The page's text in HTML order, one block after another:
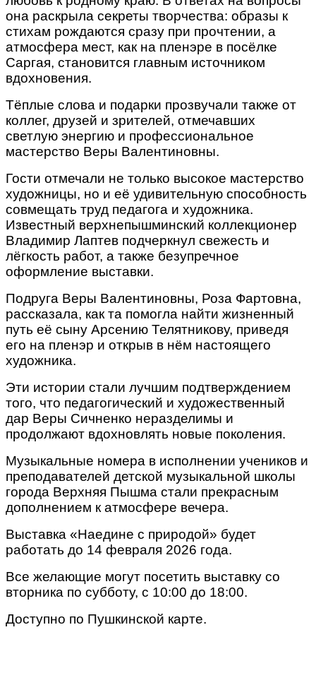
она раскрыла секреты творчества: образы к
стихам рождаются сразу при прочтении, а
атмосфера мест, как на пленэре в посёлке
Саргая, становится главным источником
вдохновения.
Тёплые слова и подарки прозвучали также от
коллег, друзей и зрителей, отмечавших
светлую энергию и профессиональное
мастерство Веры Валентиновны.
Гости отмечали не только высокое мастерство
художницы, но и её удивительную способность
совмещать труд педагога и художника.
Известный верхнепышминский коллекционер
Владимир Лаптев подчеркнул свежесть и
лёгкость работ, а также безупречное
оформление выставки.
Подруга Веры Валентиновны, Роза Фартовна,
рассказала, как та помогла найти жизненный
путь её сыну Арсению Телятникову, приведя
его на пленэр и открыв в нём настоящего
художника.
Эти истории стали лучшим подтверждением
того, что педагогический и художественный
дар Веры Сичненко неразделимы и
продолжают вдохновлять новые поколения.
Музыкальные номера в исполнении учеников и
преподавателей детской музыкальной школы
города Верхняя Пышма стали прекрасным
дополнением к атмосфере вечера.
Выставка «Наедине с природой» будет
работать до 14 февраля 2026 года.
Все желающие могут посетить выставку со
вторника по субботу, с 10:00 до 18:00.
Доступно по Пушкинской карте.